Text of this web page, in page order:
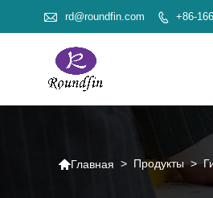
 rd@roundfin.com  +86-
Главная > Продукты >